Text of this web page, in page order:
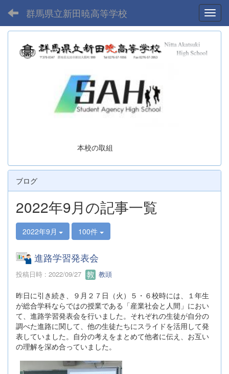
群馬県立新田暁高等学校
本校の取組
ブログ
2022年9月の記事一覧
2022年9月 100件
進路学習発表会
投稿日時 : 2022/09/27 教頭
昨日に引き続き、９月２７日（火）５・６校時には、１年生
が総合学科ならではの授業である「産業社会と人間」におい
て、進路学習発表会を行いました。それぞれの生徒が自分の
調べた進路に関して、他の生徒たちにスライドを活用して発
表していました。自分の考えをまとめて他者に伝え、お互い
の理解を深め合っていました。